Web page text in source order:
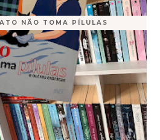
NÃO TOMA PÍLULAS